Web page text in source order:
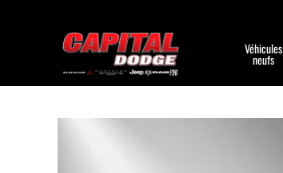
Véhicules
neufs